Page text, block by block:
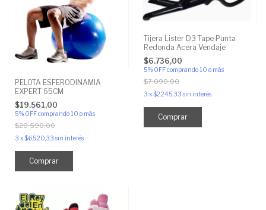
PELOTA ESFERODINAMIA
EXPERT 65CM
$19.561,00
5% OFFcomprando 10 o más
$20.590,00
3 x$6.520,33 sin interés
Comprar
Tijera Lister D3 Tape Punta
Redonda Acera Vendaje
$6.736,00
5% OFF comprando 10 o más
$7.090,00
3 x$2.245,33 sin interés